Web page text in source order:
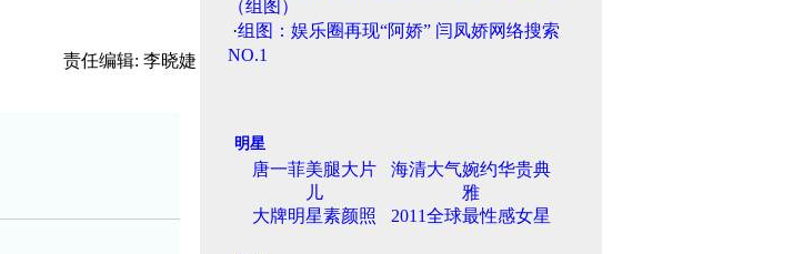
责任编辑: 李晓婕
（组图）
·组图：娱乐圈再现“阿娇” 闫凤娇网络搜索
NO.1
明星
唐一菲美腿大片
儿
海清大气婉约华贵典
雅
大牌明星素颜照
2011全球最性感女星